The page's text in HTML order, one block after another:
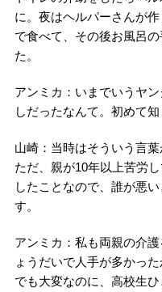
に。夜はヘルパーさんが
で食べて、その後お風呂
た。
アンミカ：いまでいうヤ
しだったなんて。初めて知
山崎：当時はそういう言
ただ、親が10年以上苦労
したことなので、誰が悪
す。
アンミカ：私も両親の介
ょうだいで人手が多かっ
でも大変なのに、高校生